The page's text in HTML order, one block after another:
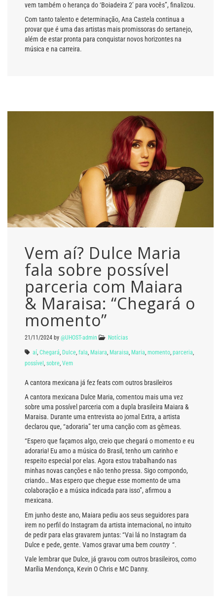
vem também o herança do ‘Boiadeira 2’ para vocês”, finalizou.
Com tanto talento e determinação, Ana Castela continua a
provar que é uma das artistas mais promissoras do sertanejo,
além de estar pronta para conquistar novos horizontes na
música e na carreira.
Vem aí? Dulce Maria
fala sobre possível
parceria com Maiara
& Maraisa: “Chegará o
momento”
21/11/2024 by @UHOST-admin Notícias
aí Chegará Dulce fala Maiara Maraisa Maria momento parceria
possível sobre Vem
A cantora mexicana já fez feats com outros brasileiros
A cantora mexicana Dulce Maria, comentou mais uma vez
sobre uma possível parceria com a dupla brasileira Maiara &
Maraisa. Durante uma entrevista ao jornal Extra, a artista
declarou que, “adoraria” ter uma canção com as gêmeas.
“Espero que façamos algo, creio que chegará o momento e eu
adoraria! Eu amo a música do Brasil, tenho um carinho e
respeito especial por elas. Agora estou trabalhando nas
minhas novas canções e não tenho pressa. Sigo compondo,
criando… Mas espero que chegue esse momento de uma
colaboração e a música indicada para isso”, afirmou a
mexicana.
Em junho deste ano, Maiara pediu aos seus seguidores para
irem no perfil do Instagram da artista internacional, no intuito
de pedir para elas gravarem juntas: “Vai lá no Instagram da
Dulce e pede, gente. Vamos gravar uma bem country “.
Vale lembrar que Dulce, já gravou com outros brasileiros, como
Marília Mendonça, Kevin O Chris e MC Danny.